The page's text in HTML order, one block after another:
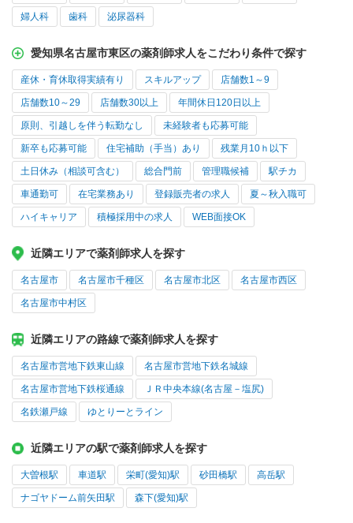
婦人科 歯科 泌尿器科
愛知県名古屋市東区の薬剤師求人をこだわり条件で探す
産休・育休取得実績有り スキルアップ 店舗数1～9
店舗数10～29 店舗数30以上 年間休日120日以上
原則、引越しを伴う転勤なし 未経験者も応募可能
新卒も応募可能 住宅補助（手当）あり 残業月10ｈ以下
土日休み（相談可含む） 総合門前 管理職候補 駅チカ
車通勤可 在宅業務あり 登録販売者の求人 夏～秋入職可
ハイキャリア 積極採用中の求人 WEB面接OK
近隣エリアで薬剤師求人を探す
名古屋市 名古屋市千種区 名古屋市北区 名古屋市西区
名古屋市中村区
近隣エリアの路線で薬剤師求人を探す
名古屋市営地下鉄東山線 名古屋市営地下鉄名城線
名古屋市営地下鉄桜通線 ＪＲ中央本線(名古屋－塩尻)
名鉄瀬戸線 ゆとりーとライン
近隣エリアの駅で薬剤師求人を探す
大曽根駅 車道駅 栄町(愛知)駅 砂田橋駅 高岳駅
ナゴヤドーム前矢田駅 森下(愛知)駅